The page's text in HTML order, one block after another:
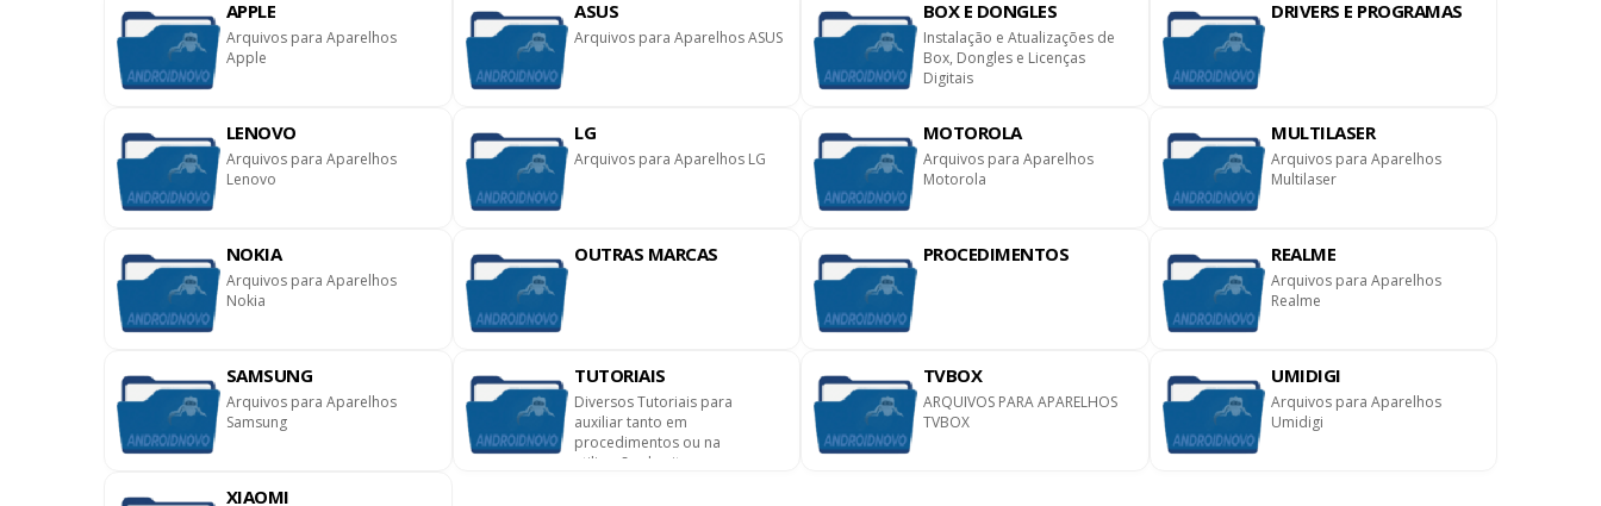
APPLE
Arquivos para Aparelhos
Apple
ASUS
Arquivos para Aparelhos ASUS
BOX E DONGLES
Instalação e Atualizações de
Box, Dongles e Licenças
Digitais
DRIVERS E PROGRAMAS
LENOVO
Arquivos para Aparelhos
Lenovo
LG
Arquivos para Aparelhos LG
MOTOROLA
Arquivos para Aparelhos
Motorola
MULTILASER
Arquivos para Aparelhos
Multilaser
NOKIA
Arquivos para Aparelhos
Nokia
OUTRAS MARCAS PROCEDIMENTOS REALME
Arquivos para Aparelhos
Realme
SAMSUNG
Arquivos para Aparelhos
Samsung
TUTORIAIS
Diversos Tutoriais para
auxiliar tanto em
procedimentos ou na
utilização do site.
TVBOX
ARQUIVOS PARA APARELHOS
TVBOX
UMIDIGI
Arquivos para Aparelhos
Umidigi
XIAOMI